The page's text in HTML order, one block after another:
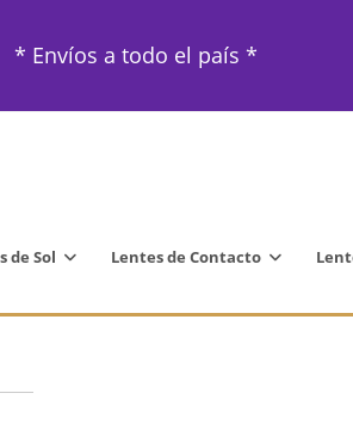
* Envíos a todo el país *
de Sol Lentes de Contacto